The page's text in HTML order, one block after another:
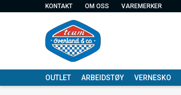
KONTAKT OM OSS VAREMERKER
OUTLET ARBEIDSTØY VERNESKO